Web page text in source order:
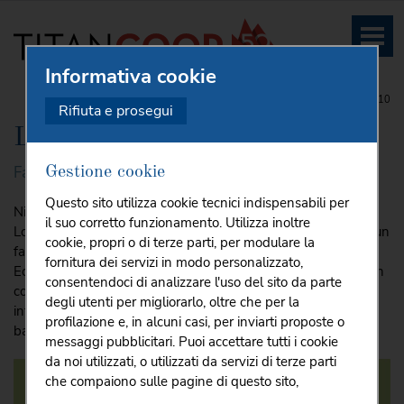
CLUB 4-10
Linea CLUB 4-10
Fai un salto di qualità, prova le ricette di Club 4-10
Niente è più importante della salute dei nostri bambini.
Lo sapevate che un'alimentazione errata può rappresentare un
fattore di rischio per lo sviluppo dei più piccoli?
Ecco perché Coop ha deciso di promuovere concretamente un
corretto stile di vita per prevenire il sovrappeso e l'obesità
infantile, un fenomeno che in Italia riguarda addirittura un
bambino su tre!
Informativa cookie
Rifiuta e prosegui
Gestione cookie
Questo sito utilizza cookie tecnici indispensabili per
il suo corretto funzionamento. Utilizza inoltre
cookie, propri o di terze parti, per modulare la
fornitura dei servizi in modo personalizzato,
consentendoci di analizzare l'uso del sito da parte
degli utenti per migliorarlo, oltre che per la
profilazione e, in alcuni casi, per inviarti proposte o
messaggi pubblicitari. Puoi accettare tutti i cookie
da noi utilizzati, o utilizzati da servizi di terze parti
che compaiono sulle pagine di questo sito,